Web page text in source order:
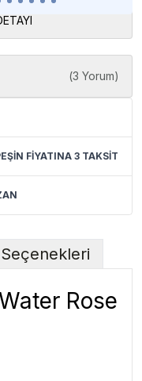
(3 Yorum)
FİYATINA 3 TAKSİT
Rose